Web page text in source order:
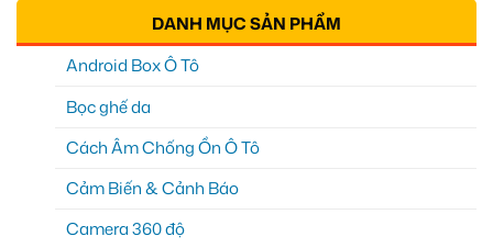
DANH MỤC SẢN PHẨM
Android Box Ô Tô
Bọc ghế da
Cách Âm Chống Ồn Ô Tô
Cảm Biến & Cảnh Báo
Camera 360 độ